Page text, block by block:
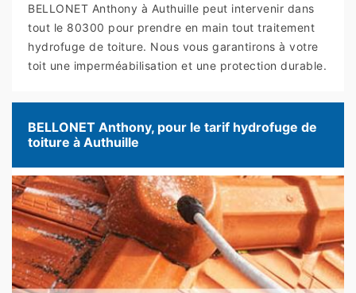
BELLONET Anthony à Authuille peut intervenir dans
tout le 80300 pour prendre en main tout traitement
hydrofuge de toiture. Nous vous garantirons à votre
toit une imperméabilisation et une protection durable.
BELLONET Anthony, pour le tarif hydrofuge de
toiture à Authuille